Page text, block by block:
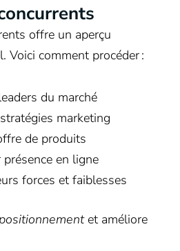
offre un aperçu
Voici comment procéder :
du marché
marketing
de produits
en ligne
forces et faiblesses
et améliore